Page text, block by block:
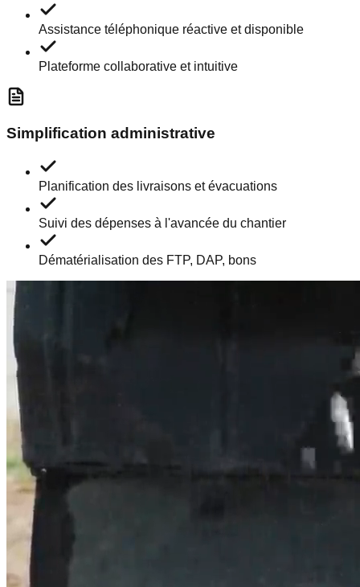
Assistance téléphonique réactive et disponible
Plateforme collaborative et intuitive
Simplification administrative
Planification des livraisons et évacuations
Suivi des dépenses à l'avancée du chantier
Dématérialisation des FTP, DAP, bons